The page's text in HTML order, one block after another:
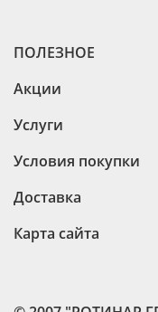
ПОЛЕЗНОЕ
Акции
Услуги
Условия покупки
Доставка
Карта сайта